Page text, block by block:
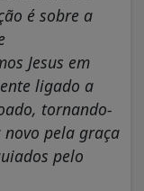
é sobre a
Jesus em
ligado a
tornando-
novo pela graça
pelo